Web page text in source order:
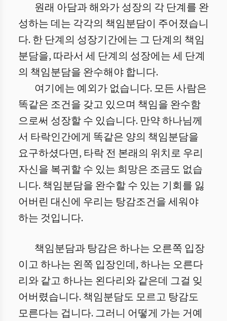
원래 아담과 해와가 성장의 각 단계를 완
성하는 데는 각각의 책임분담이 주어졌습니
다. 한 단계의 성장기간에는 그 단계의 책임
분담을, 따라서 세 단계의 성장에는 세 단계
의 책임분담을 완수해야 합니다.
여기에는 예외가 없습니다. 모든 사람은
똑같은 조건을 갖고 있으며 책임을 완수함
으로써 성장할 수 있습니다. 만약 하나님께
서 타락인간에게 똑같은 양의 책임분담을
요구하셨다면, 타락 전 본래의 위치로 우리
자신을 복귀할 수 있는 희망은 조금도 없습
니다. 책임분담을 완수할 수 있는 기회를 잃
어버린 대신에 우리는 탕감조건을 세워야
하는 것입니다.
책임분담과 탕감은 하나는 오른쪽 입장
이고 하나는 왼쪽 입장인데, 하나는 오른다
리와 같고 하나는 왼다리와 같은데 그걸 잊
어버렸습니다. 책임분담도 모르고 탕감도
모른다는 겁니다. 그러니 어떻게 가는 거예